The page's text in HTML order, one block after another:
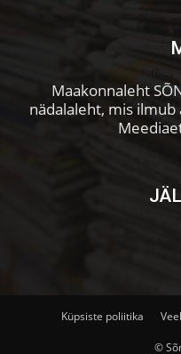
Maakonnaleht
nädalaleht, mis ilmub
Küpsiste poliitika
©